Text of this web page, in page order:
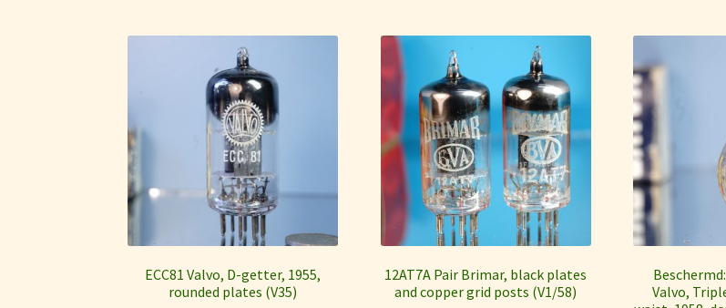
ECC81 Valvo, D-getter, 1955,
rounded plates (V35)
12AT7A Pair Brimar, black plates
and copper grid posts (V1/58)
Valvo,